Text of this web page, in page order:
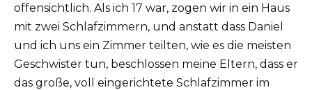
offensichtlich. Als ich 17 war, zogen wir in ein Haus
mit zwei Schlafzimmern, und anstatt dass Daniel
und ich uns ein Zimmer teilten, wie es die meisten
Geschwister tun, beschlossen meine Eltern, dass er
das große, voll eingerichtete Schlafzimmer im